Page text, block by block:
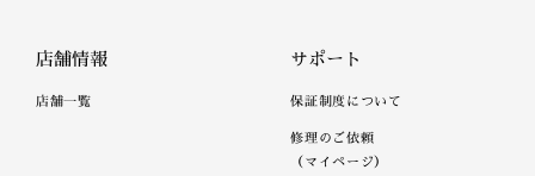
店舗情報
店舗一覧
サポート
保証制度について
修理のご依頼
（マイページ）